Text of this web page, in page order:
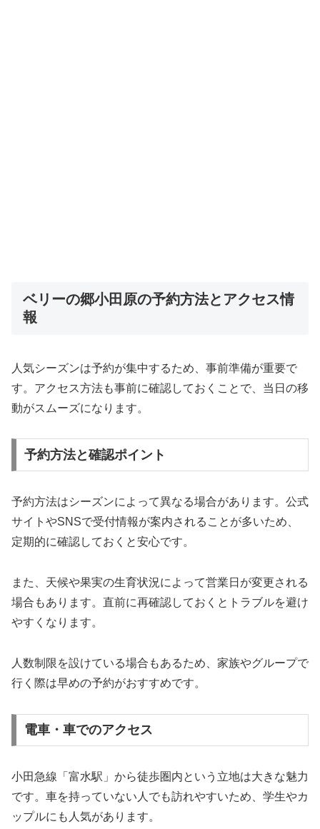
ベリーの郷小田原の予約方法とアクセス情
報
人気シーズンは予約が集中するため、事前準備が重要で
す。アクセス方法も事前に確認しておくことで、当日の移
動がスムーズになります。
予約方法と確認ポイント
予約方法はシーズンによって異なる場合があります。公式
サイトやSNSで受付情報が案内されることが多いため、
定期的に確認しておくと安心です。
また、天候や果実の生育状況によって営業日が変更される
場合もあります。直前に再確認しておくとトラブルを避け
やすくなります。
人数制限を設けている場合もあるため、家族やグループで
行く際は早めの予約がおすすめです。
電車・車でのアクセス
小田急線「富水駅」から徒歩圏内という立地は大きな魅力
です。車を持っていない人でも訪れやすいため、学生やカ
ップルにも人気があります。